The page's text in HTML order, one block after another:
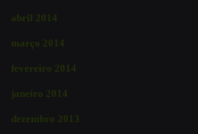
abril 2014
março 2014
fevereiro 2014
janeiro 2014
dezembro 2013